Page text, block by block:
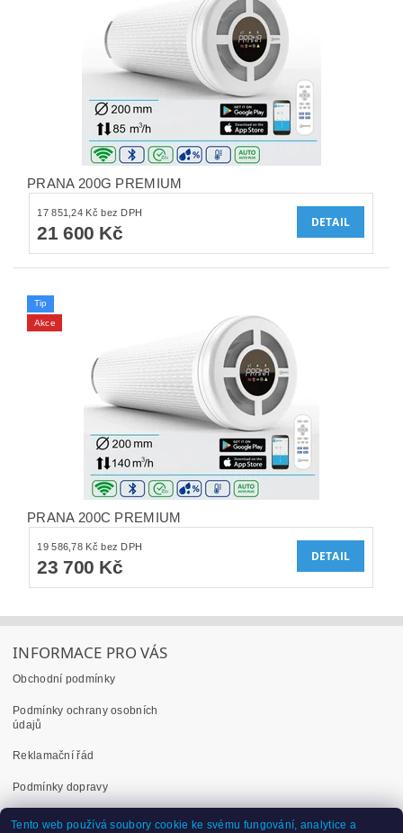
PRANA 200G PREMIUM
17 851,24 Kč bez DPH
21 600 Kč
DETAIL
Tip
Akce
PRANA 200C PREMIUM
19 586,78 Kč bez DPH
23 700 Kč
DETAIL
INFORMACE PRO VÁS
Obchodní podmínky
Podmínky ochrany osobních
údajů
Reklamační řád
Podmínky dopravy
Dokumenty ke stažení
Tento web používá soubory cookie ke svému fungování, analytice a